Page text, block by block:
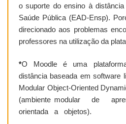
o suporte do ensino à
Saúde Pública (EAD-Ensp).
direcionado aos problemas
professores na utilização da
*O Moodle é uma
distância baseada em software
Modular Object-Oriented
(ambiente modular de
orientada a objetos).